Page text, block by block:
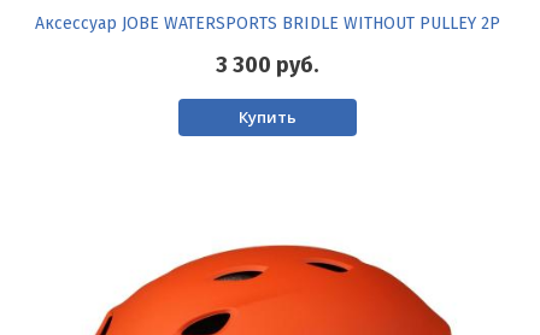
Аксессуар JOBE WATERSPORTS BRIDLE WITHOUT PULLEY 2P
3 300 руб.
Купить